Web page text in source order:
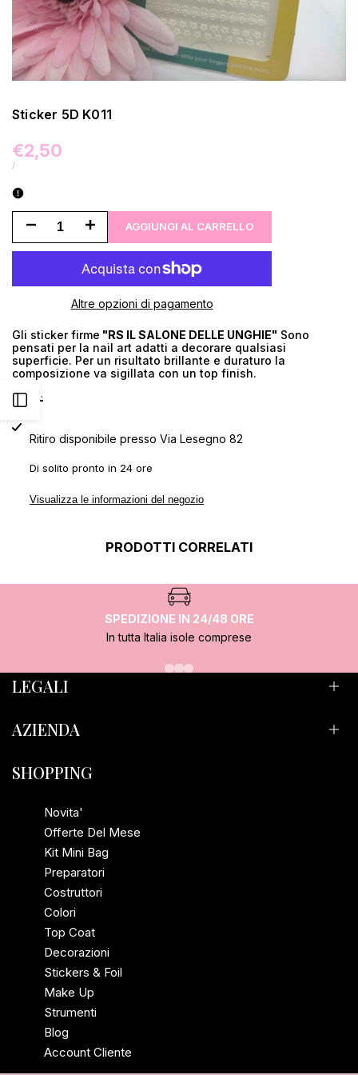
Apri
barra
Sticker 5D K011
Prezzo
di
vendita
€2,50
PREZZO
/
Riduci
quantità
Sticker
5D
K011
Aumenta
quantità
Sticker
5D
AGGIUNGI AL CARRELLO
Altre opzioni di pagamento
Gli sticker firme "RS IL SALONE DELLE UNGHIE" Sono
pensati per la nail art adatti a decorare qualsiasi
superficie. Per un risultato brillante e duraturo la
composizione va sigillata con un top finish.
Altro...
Ritiro disponibile presso Via Lesegno 82
Di solito pronto in 24 ore
Visualizza le informazioni del negozio
PRODOTTI CORRELATI
SPEDIZIONE IN 24/48 ORE
In tutta Italia isole comprese
LEGALI
Resi e Rimborsi
Termini e Condizioni
AZIENDA
Il Salone Delle Unghie
Mail: rsregina76@gmail.com
Telefono: +393484144549
Indirizzo: Via Lesegno 82 D, 10136 Torino, Italia
P.Iva: 12130660017
SHOPPING
Novita'
Offerte Del Mese
Kit Mini Bag
Preparatori
Costruttori
Colori
Top Coat
Decorazioni
Stickers & Foil
Make Up
Strumenti
Blog
Account Cliente